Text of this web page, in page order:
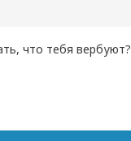
что тебя вербуют?